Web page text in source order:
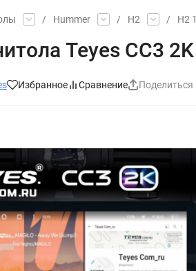
/ Hummer / H2 / H2
Teyes CC3
Избранное Сравнение Поделиться